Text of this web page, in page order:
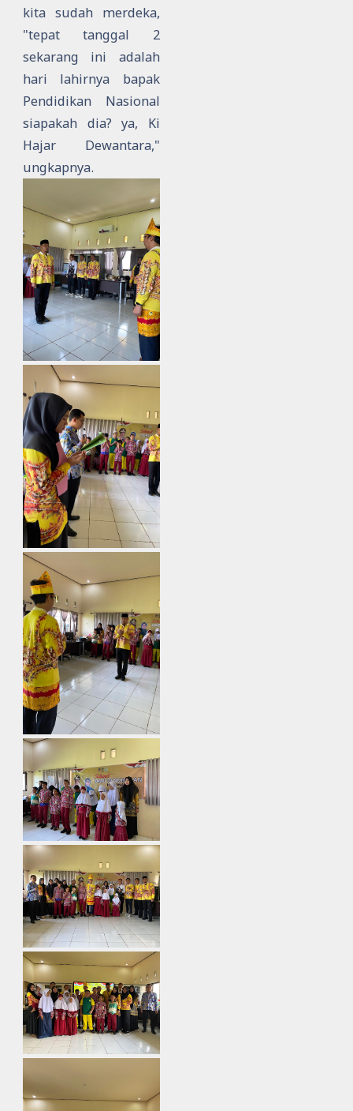
kita sudah merdeka,
"tepat tanggal 2
sekarang ini adalah
hari lahirnya bapak
Pendidikan Nasional
siapakah dia? ya, Ki
Hajar Dewantara,"
ungkapnya.